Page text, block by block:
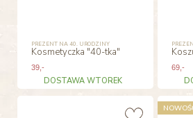
PREZENT NA 40. URODZINY
Kosmetyczka "40-tka"
39,-
DOSTAWA WTOREK
69 ,-